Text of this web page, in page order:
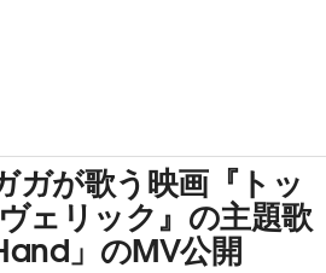
ガが歌う映画『トッ
ェリック』の主題歌
」のMV公開